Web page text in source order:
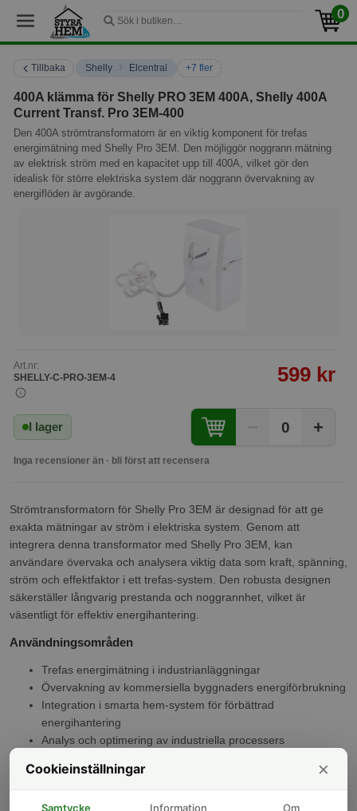
0
Tillbaka Shelly › Elcentral +7 fler
400A klämma för Shelly PRO 3EM 400A, Shelly 400A
Current Transf. Pro 3EM-400
Den 400A strömtransformatorn är en viktig komponent för trefas
energimätning med Shelly Pro 3EM. Den möjliggör noggrann mätning
av elektrisk ström med en kapacitet upp till 400A, vilket gör den
idealisk för större elektriska system där noggrann övervakning av
energiflöden är avgörande.
Art.nr:
SHELLY-C-PRO-3EM-4
599 kr
I lager 0 +
Inga recensioner än · bli först att recensera
Strömtransformatorn för Shelly Pro 3EM är designad för att ge
exakta mätningar av ström i elektriska system. Genom att
integrera denna transformator med Shelly Pro 3EM, kan
användare övervaka och analysera viktig data som kraft, spänning,
ström och effektfaktor i ett trefas-system. Den robusta designen
säkerställer långvarig prestanda och noggrannhet, vilket är
väsentligt för effektiv energihantering.
Användningsområden
Trefas energimätning i industrianläggningar
Övervakning av kommersiella byggnaders energiförbrukning
Integration i smarta hem-system för förbättrad
energihantering
Analys och optimering av industriella processers
Underhåll och prognoser för elektriska nätverk
Specifikation
Cookieinställningar ×
Samtycke Information Om